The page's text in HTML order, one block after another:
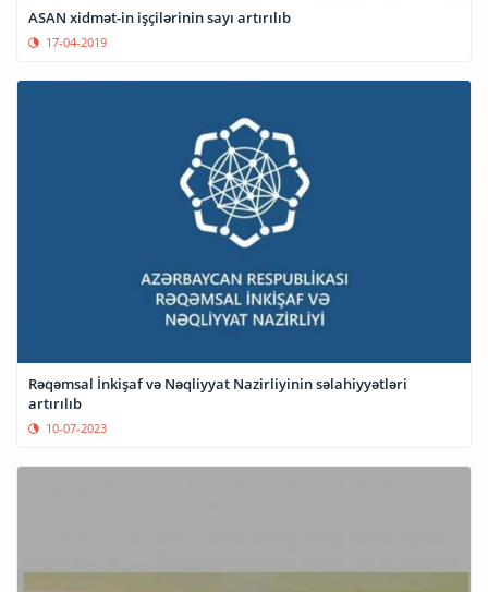
ASAN xidmət-in işçilərinin sayı artırılıb
17-04-2019
Rəqəmsal İnkişaf və Nəqliyyat Nazirliyinin səlahiyyətləri
artırılıb
10-07-2023